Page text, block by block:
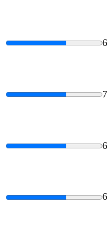
6
7
6
6